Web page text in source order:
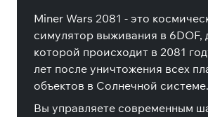
Miner Wars 2081 - это
симулятор выживания в 6DOF,
которой происходит в 2081
лет после уничтожения всех
объектов в Солнечной системе.
Вы управляете современным